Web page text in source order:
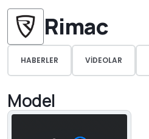
Rimac
HABERLER VIDEOLAR
Model